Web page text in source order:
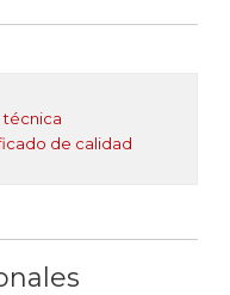
técnica
de calidad